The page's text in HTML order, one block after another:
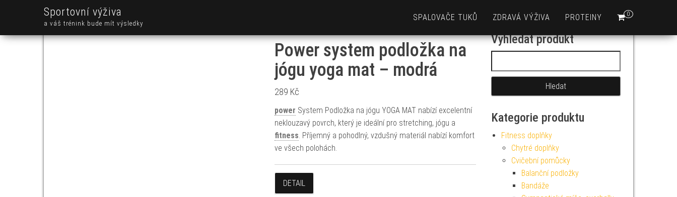
Sportovní výživa
a váš trénink bude mít výsledky
0
SPALOVAČE TUKŮ ZDRAVÁ VÝŽIVA PROTEINY
Power system podložka na
jógu yoga mat – modrá
289 Kč
power System Podložka na jógu YOGA MAT nabízí excelentní
neklouzavý povrch, který je ideální pro stretching, jógu a
fitness. Příjemný a pohodlný, vzdušný materiál nabízí komfort
ve všech polohách.
DETAIL
Vyhledat produkt
Kategorie produktu
Fitness doplňky
Chytré doplňky
Cvičební pomůcky
Balanční podložky
Bandáže